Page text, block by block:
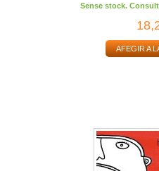
Sense stock.
AFEGIR A